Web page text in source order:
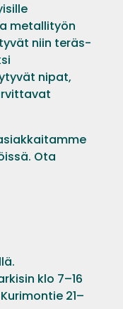
metallityön
niin teräs-
nipat,
Ota
klo 7–16
21–